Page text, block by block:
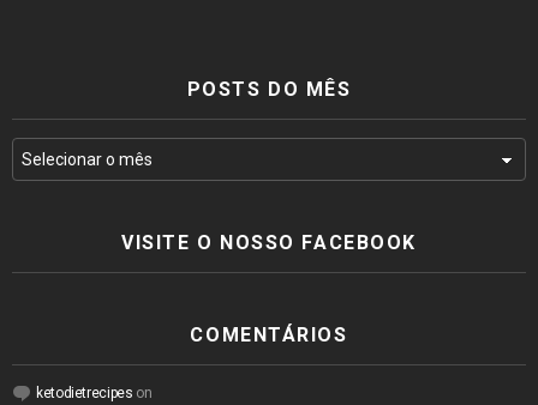
POSTS DO MÊS
VISITE O NOSSO FACEBOOK
COMENTÁRIOS
ketodietrecipes on